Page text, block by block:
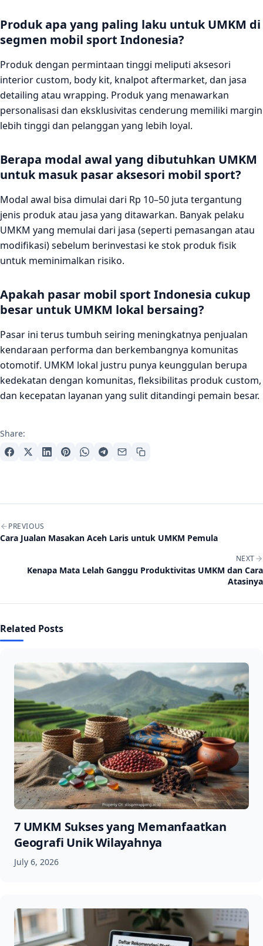
Produk apa yang paling laku untuk UMKM di
segmen mobil sport Indonesia?
Produk dengan permintaan tinggi meliputi aksesori
interior custom, body kit, knalpot aftermarket, dan jasa
detailing atau wrapping. Produk yang menawarkan
personalisasi dan eksklusivitas cenderung memiliki margin
lebih tinggi dan pelanggan yang lebih loyal.
Berapa modal awal yang dibutuhkan UMKM
untuk masuk pasar aksesori mobil sport?
Modal awal bisa dimulai dari Rp 10–50 juta tergantung
jenis produk atau jasa yang ditawarkan. Banyak pelaku
UMKM yang memulai dari jasa (seperti pemasangan atau
modifikasi) sebelum berinvestasi ke stok produk fisik
untuk meminimalkan risiko.
Apakah pasar mobil sport Indonesia cukup
besar untuk UMKM lokal bersaing?
Pasar ini terus tumbuh seiring meningkatnya penjualan
kendaraan performa dan berkembangnya komunitas
otomotif. UMKM lokal justru punya keunggulan berupa
kedekatan dengan komunitas, fleksibilitas produk custom,
dan kecepatan layanan yang sulit ditandingi pemain besar.
Share:
Post navigation
PREVIOUS
Cara Jualan Masakan Aceh Laris untuk UMKM Pemula
NEXT
Kenapa Mata Lelah Ganggu Produktivitas UMKM dan Cara
Atasinya
Related Posts
7 UMKM Sukses yang Memanfaatkan
Geografi Unik Wilayahnya
July 6, 2026